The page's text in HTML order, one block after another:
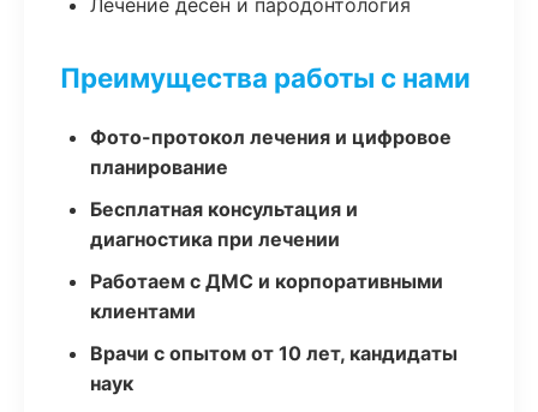
Лечение десен и пародонтология
Преимущества работы с нами
Фото-протокол лечения и цифровое
планирование
Бесплатная консультация и
диагностика при лечении
Работаем с ДМС и корпоративными
клиентами
Врачи с опытом от 10 лет, кандидаты
наук